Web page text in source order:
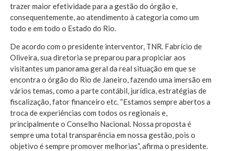
trazer maior efetividade para a gestão do órgão e,
consequentemente, ao atendimento à categoria como um
todo e em todo o Estado do Rio.
De acordo com o presidente interventor, TNR. Fabrício de
Oliveira, sua diretoria se preparou para propiciar aos
visitantes um panorama geral da real situação em que se
encontra o órgão do Rio de Janeiro, fazendo uma imersão em
vários temas, como a parte contábil, jurídica, estratégias de
fiscalização, fator financeiro etc. “Estamos sempre abertos a
troca de experiências com todos os regionais e,
principalmente o Conselho Nacional. Nossa proposta é
sempre uma total transparência em nossa gestão, pois o
objetivo é sempre promover melhorias”, afirma o presidente.